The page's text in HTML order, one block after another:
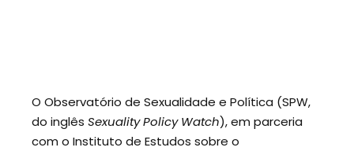
O Observatório de Sexualidade e Política (SPW,
do inglês Sexuality Policy Watch), em parceria
com o Instituto de Estudos sobre o